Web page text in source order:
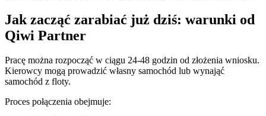
Jak zacząć zarabiać już dziś: warunki od
Qiwi Partner
Pracę można rozpocząć w ciągu 24-48 godzin od złożenia wniosku.
Kierowcy mogą prowadzić własny samochód lub wynająć
samochód z floty.
Proces połączenia obejmuje: